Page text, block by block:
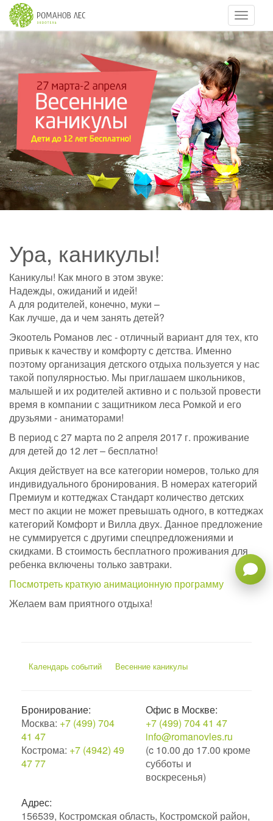
Ура, каникулы!
Каникулы! Как много в этом звуке:
Надежды, ожиданий и идей!
А для родителей, конечно, муки –
Как лучше, да и чем занять детей?
Экоотель Романов лес - отличный вариант для тех, кто
привык к качеству и комфорту с детства. Именно
поэтому организация детского отдыха пользуется у нас
такой популярностью. Мы приглашаем школьников,
малышей и их родителей активно и с пользой провести
время в компании с защитником леса Ромкой и его
друзьями - аниматорами!
В период с 27 марта по 2 апреля 2017 г. проживание
для детей до 12 лет – бесплатно!
Акция действует на все категории номеров, только для
индивидуального бронирования. В номерах категорий
Премиум и коттеджах Стандарт количество детских
мест по акции не может превышать одного, в коттеджах
категорий Комфорт и Вилла двух. Данное предложение
не суммируется с другими спецпредложениями и
скидками. В стоимость бесплатного проживания для
ребенка включены только завтраки.
Посмотреть краткую анимационную программу
Желаем вам приятного отдыха!
Календарь событий Весенние каникулы
Бронирование:
Москва: +7 (499) 704
41 47
Кострома: +7 (4942) 49
47 77
Офис в Москве:
+7 (499) 704 41 47
info@romanovles.ru
(c 10.00 до 17.00 кроме
субботы и
воскресенья)
Адрес:
156539, Костромская область, Костромской район,